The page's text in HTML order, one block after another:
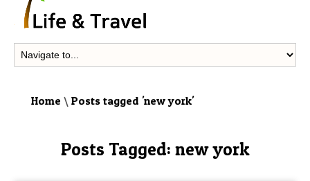
Home \ Posts tagged 'new york'
Posts Tagged: new york